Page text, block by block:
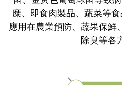
糜、即食肉製品、蔬菜等
應用在農業預防、蔬果保鮮
除臭等各